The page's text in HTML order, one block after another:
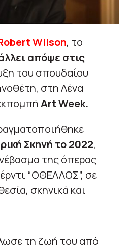
Wilson, το
απόψε στις
του σπουδαίου
στη Λένα
Art Week.
Σκηνή το 2022,
της όπερας
“ΟΘΕΛΛΟΣ”, σε
σκηνικά και
τη ζωή του από